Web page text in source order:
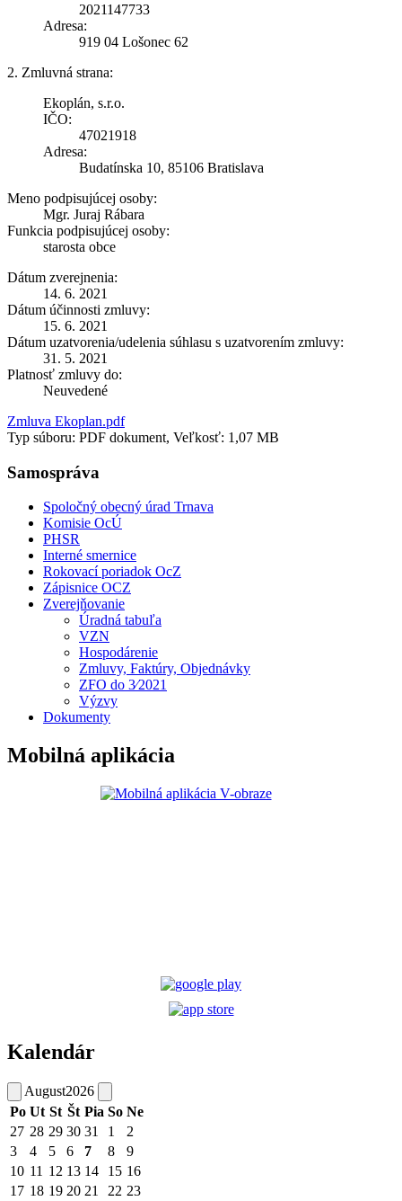
2021147733
Adresa:
919 04 Lošonec 62
2. Zmluvná strana:
Ekoplán, s.r.o.
IČO:
47021918
Adresa:
Budatínska 10, 85106 Bratislava
Meno podpisujúcej osoby:
Mgr. Juraj Rábara
Funkcia podpisujúcej osoby:
starosta obce
Dátum zverejnenia:
14. 6. 2021
Dátum účinnosti zmluvy:
15. 6. 2021
Dátum uzatvorenia/udelenia súhlasu s uzatvorením zmluvy:
31. 5. 2021
Platnosť zmluvy do:
Neuvedené
Zmluva Ekoplan.pdf
Typ súboru: PDF dokument, Veľkosť: 1,07 MB
Samospráva
Spoločný obecný úrad Trnava
Komisie OcÚ
PHSR
Interné smernice
Rokovací poriadok OcZ
Zápisnice OCZ
Zverejňovanie
Úradná tabuľa
VZN
Hospodárenie
Zmluvy, Faktúry, Objednávky
ZFO do 3⁄2021
Výzvy
Dokumenty
Mobilná aplikácia
Kalendár
August2026
Po Ut St Št Pia So Ne
27 28 29 30 31 1
2
3
4 5 6 7 8
9
10 11 12 13 14 15 16
17 18 19 20 21 22 23